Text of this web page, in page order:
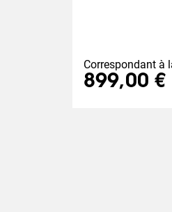
Correspondant à
899,00 €